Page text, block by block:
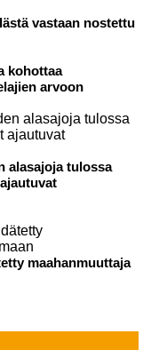
vastaan nostettu
kohottaa
arvoon
alasajoja tulossa
maahanmuuttaja